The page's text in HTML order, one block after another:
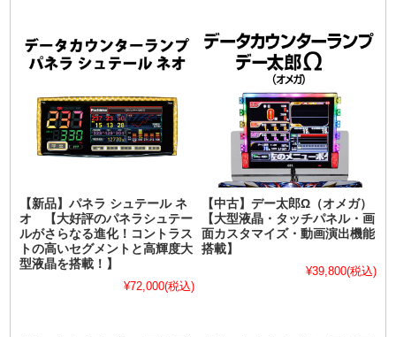
【新品】パネラ シュテール ネ
オ 【大好評のパネラシュテー
ルがさらなる進化！コントラス
トの高いセグメントと高輝度大
型液晶を搭載！】
¥72,000(税込)
【中古】デー太郎Ω（オメガ）
【大型液晶・タッチパネル・画
面カスタマイズ・動画演出機能
搭載】
¥39,800(税込)